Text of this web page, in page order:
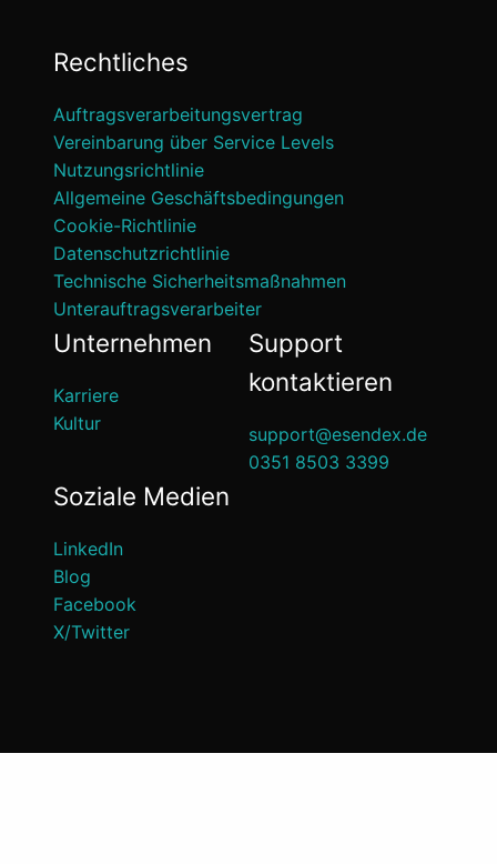
Rechtliches
Auftragsverarbeitungsvertrag
Vereinbarung über Service Levels
Nutzungsrichtlinie
Allgemeine Geschäftsbedingungen
Cookie-Richtlinie
Datenschutzrichtlinie
Technische Sicherheitsmaßnahmen
Unterauftragsverarbeiter
Unternehmen
Karriere
Kultur
Support
kontaktieren
support@esendex.de
0351 8503 3399
Soziale Medien
LinkedIn
Blog
Facebook
X/Twitter